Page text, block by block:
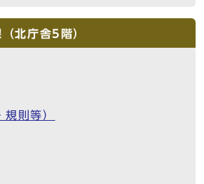
北庁舎5階）
則等）